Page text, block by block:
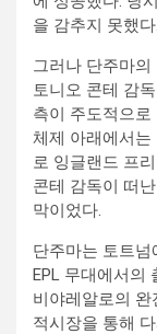
을 감추지 못했다.
그러나 단주마
토니오 콘테 감
측이 주도적으
체제 아래에서는
로 잉글랜드 프
콘테 감독이 떠
막이었다.
단주마는 토트넘
EPL 무대에서의
비야레알로의 완
적시장을 통해